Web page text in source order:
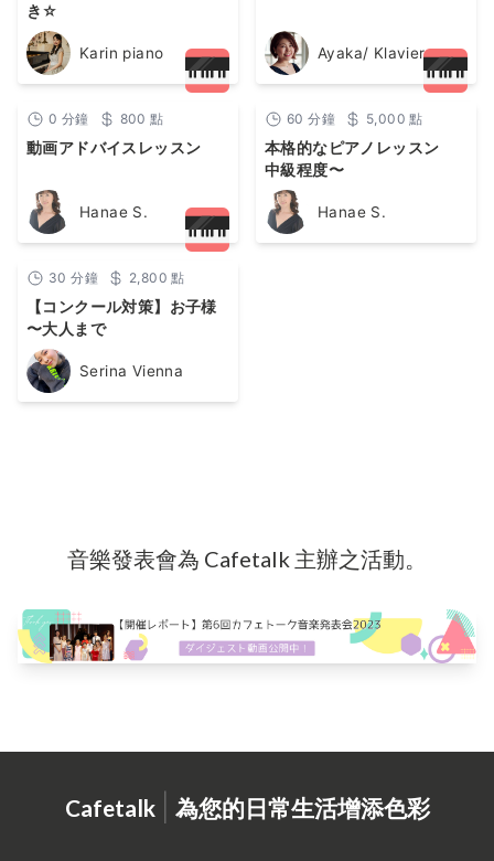
き☆
Karin piano Ayaka/ Klavier
0 分鐘 800點
動画アドバイスレッスン
Hanae S.
60分鐘 5,000點
本格的なピアノレッスン
中級程度〜
Hanae S.
30分鐘 2,800點
【コンクール対策】お子様
〜大人まで
Serina Vienna
音樂發表會為 Cafetalk 主辦之活動。
Cafetalk | 為您的日常生活增添色彩